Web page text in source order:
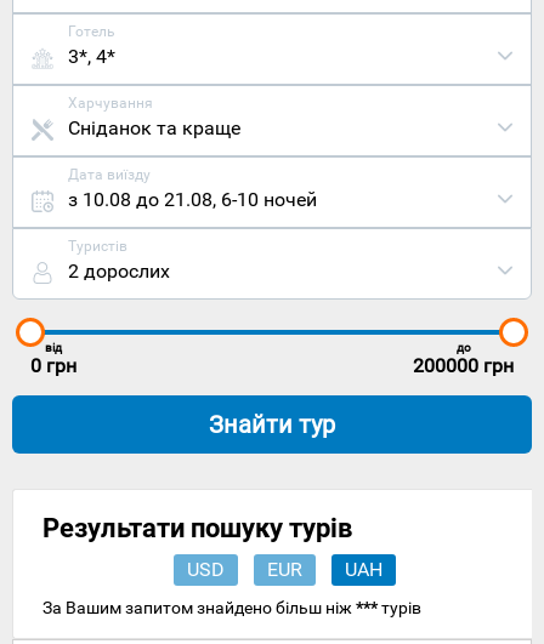
Готель
3*, 4*
Харчування
Сніданок та краще
Дата виїзду
з 10.08 до 21.08, 6-10 ночей
Туристів
2 дорослих
від
0 грн
до
200000 грн
Знайти тур
Результати пошуку турів
USD EUR UAH
За Вашим запитом знайдено більш ніж ***турів